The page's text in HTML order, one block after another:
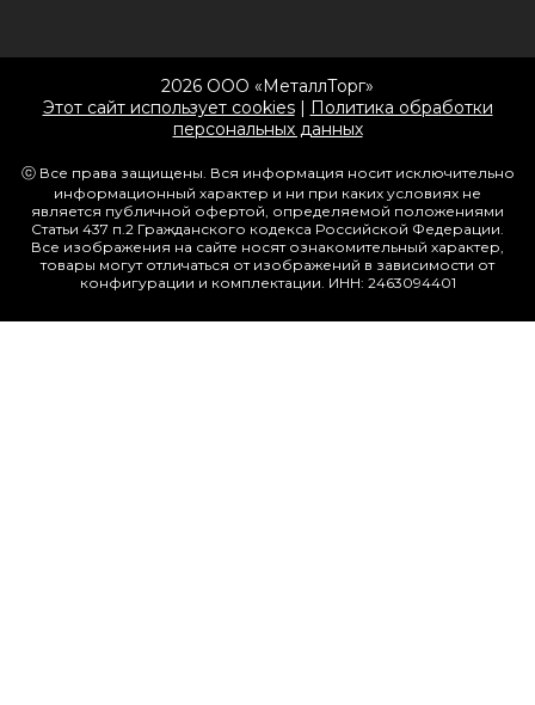
2026 ООО «МеталлТорг»
Этот сайт использует cookies| Политика обработки
персональных данных
ⓒ Все права защищены. Вся информация носит исключительно
информационный характер и ни при каких условиях не
является публичной офертой, определяемой положениями
Статьи 437 п.2 Гражданского кодекса Российской Федерации.
Все изображения на сайте носят ознакомительный характер,
товары могут отличаться от изображений в зависимости от
конфигурации и комплектации. ИНН: 2463094401